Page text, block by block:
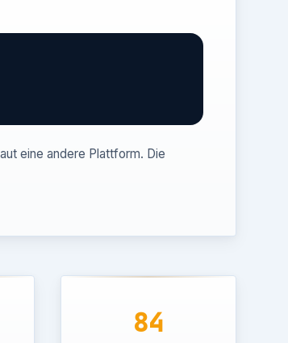
eine andere Plattform. Die
84